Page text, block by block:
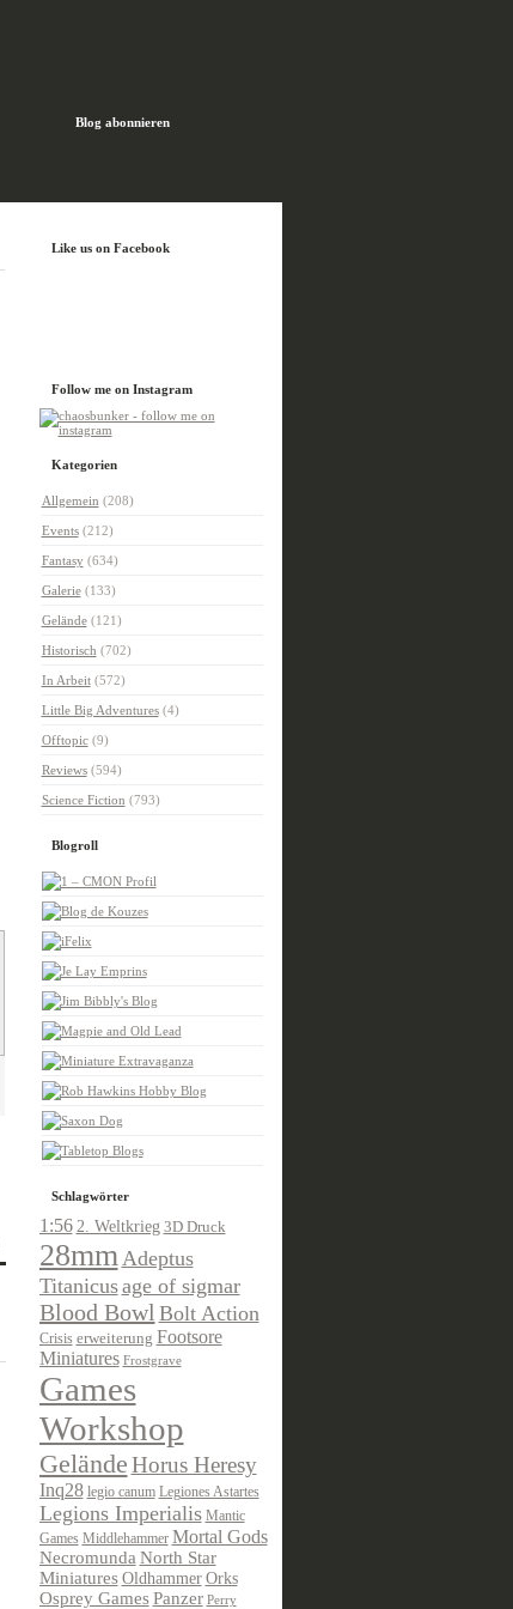
Blog abonnieren
Like us on Facebook
Follow me on Instagram
Kategorien
Allgemein (208)
Events(212)
Fantasy(634)
Galerie(133)
Gelände(121)
Historisch (702)
In Arbeit(572)
Little Big Adventures(4)
Offtopic(9)
Reviews(594)
Science Fiction (793)
Blogroll
Schlagwörter
1:56 2. Weltkrieg 3D Druck
28mmAdeptus
Titanicusage of sigmar
Blood Bowl Bolt Action
Crisis erweiterung Footsore
Miniatures Frostgrave
Games
Workshop
GeländeHorus Heresy
Inq28 legio canum Legiones Astartes
Legions Imperialis Mantic
Games Middlehammer Mortal Gods
Necromunda North Star
Miniatures Oldhammer Orks
Osprey Games Panzer Perry